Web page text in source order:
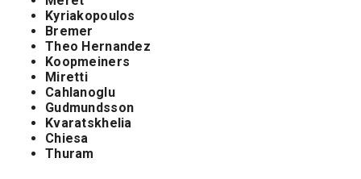
Kyriakopoulos
Bremer
Theo Hernandez
Koopmeiners
Miretti
Cahlanoglu
Gudmundsson
Kvaratskhelia
Chiesa
Thuram